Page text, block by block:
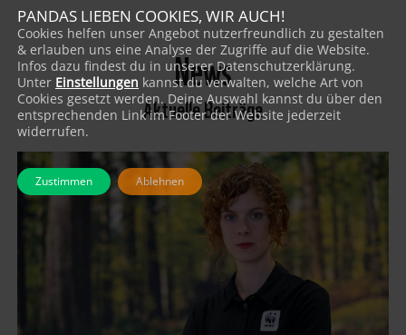
News
Aktuelle Beiträge
PANDAS LIEBEN COOKIES, WIR AUCH!
Cookies helfen unser Angebot nutzerfreundlich zu gestalten
& erlauben uns eine Analyse der Zugriffe auf die Website.
Infos dazu findest du in unserer Datenschutzerklärung.
Unter Einstellungen kannst du verwalten, welche Art von
Cookies gesetzt werden. Deine Auswahl kannst du über den
entsprechenden Link im Footer der Website jederzeit
widerrufen.
Zustimmen Ablehnen